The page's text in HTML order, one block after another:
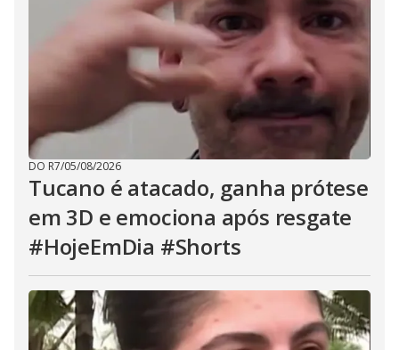
DO R7/05/08/2026
Tucano é atacado, ganha prótese
em 3D e emociona após resgate
#HojeEmDia #Shorts